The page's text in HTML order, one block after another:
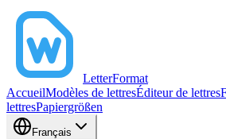
LetterFormat
AccueilModèles de lettresÉditeur de lettres
lettresPapiergrößen
Français